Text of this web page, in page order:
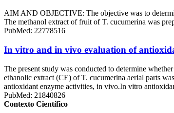
AIM AND OBJECTIVE: The objective was to
The methanol extract of fruit of T. cucumerina was
PubMed: 22778516
In vitro and in vivo evaluation of
The present study was conducted to determine
ethanolic extract (CE) of T. cucumerina aerial parts
antioxidant enzyme activities, in vivo.In vitro
PubMed: 21840826
Contexto Científico